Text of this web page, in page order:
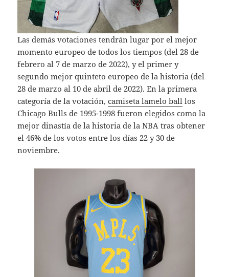
Las demás votaciones tendrán lugar por el mejor
momento europeo de todos los tiempos (del 28 de
febrero al 7 de marzo de 2022), y el primer y
segundo mejor quinteto europeo de la historia (del
28 de marzo al 10 de abril de 2022). En la primera
categoría de la votación,camiseta lamelo ball los
Chicago Bulls de 1995-1998 fueron elegidos como la
mejor dinastía de la historia de la NBA tras obtener
el 46% de los votos entre los días 22 y 30 de
noviembre.